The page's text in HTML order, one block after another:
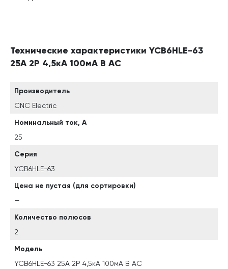
Технические характеристики YCB6HLE-63
25А 2P 4,5кА 100мА B AC
Производитель
CNC Electric
Номинальный ток, А
25
Серия
YCB6HLE-63
Цена не пустая (для сортировки)
—
Количество полюсов
2
Модель
YCB6HLE-63 25А 2P 4,5кА 100мА B AC